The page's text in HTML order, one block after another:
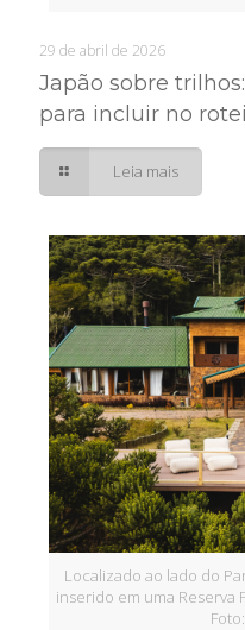
29 de abril de 2026
Japão sobre
para incluir no
Leia mais
Localizado ao lado do
inserido em uma Reserva